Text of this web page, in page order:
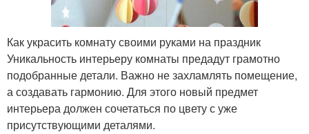
Как украсить комнату своими руками на праздник
Уникальность интерьеру комнаты предадут грамотно
подобранные детали. Важно не захламлять помещение,
а создавать гармонию. Для этого новый предмет
интерьера должен сочетаться по цвету с уже
присутствующими деталями.